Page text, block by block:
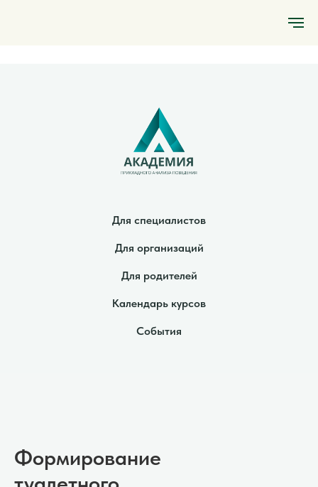
Для специалистов
Для организаций
Для родителей
Календарь курсов
События
Формирование